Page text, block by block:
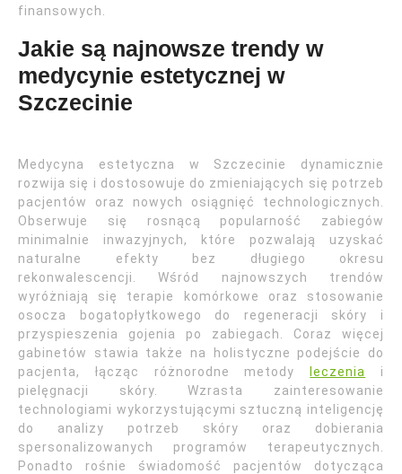
finansowych.
Jakie są najnowsze trendy w
medycynie estetycznej w
Szczecinie
Medycyna estetyczna w Szczecinie dynamicznie
rozwija się i dostosowuje do zmieniających się potrzeb
pacjentów oraz nowych osiągnięć technologicznych.
Obserwuje się rosnącą popularność zabiegów
minimalnie inwazyjnych, które pozwalają uzyskać
naturalne efekty bez długiego okresu
rekonwalescencji. Wśród najnowszych trendów
wyróżniają się terapie komórkowe oraz stosowanie
osocza bogatopłytkowego do regeneracji skóry i
przyspieszenia gojenia po zabiegach. Coraz więcej
gabinetów stawia także na holistyczne podejście do
pacjenta, łącząc różnorodne metody
leczenia
i
pielęgnacji skóry. Wzrasta zainteresowanie
technologiami wykorzystującymi sztuczną inteligencję
do analizy potrzeb skóry oraz dobierania
spersonalizowanych programów terapeutycznych.
Ponadto rośnie świadomość pacjentów dotycząca